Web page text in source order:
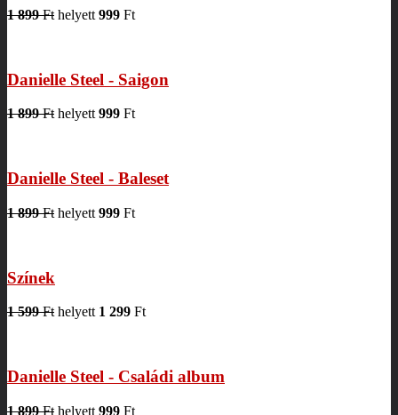
1 899 Ft helyett 999 Ft
Danielle Steel - Saigon
1 899 Ft helyett 999 Ft
Danielle Steel - Baleset
1 899 Ft helyett 999 Ft
Színek
1 599 Ft helyett 1 299 Ft
Danielle Steel - Családi album
1 899 Ft helyett 999 Ft